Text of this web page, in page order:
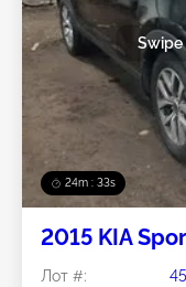
24m : 30s
Swipe
2015 KIA
Лот #: